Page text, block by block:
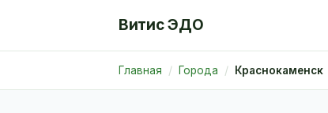
Витис ЭДО
Главная Города Краснокаменск